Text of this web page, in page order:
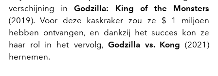
verschijning inGodzilla: King of the Monsters
(2019). Voor deze kaskraker zou ze $ 1 miljoen
hebben ontvangen, en dankzij het succes kon ze
haar rol in het vervolg, Godzilla vs. Kong (2021)
hernemen.